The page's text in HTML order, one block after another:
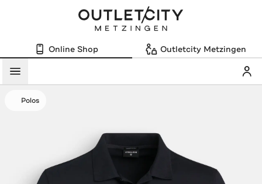
Online Shop Outletcity Metzingen
Menü
Polos